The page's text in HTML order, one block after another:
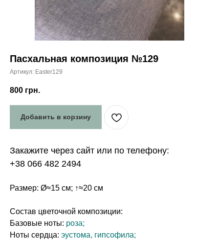
Пасхальная композиция №129
Артикул: Easter129
800 грн.
Добавить в корзину
Закажите через сайт или по телефону:
+38 066 482 2494
Размер: Ø≈15 см; ↑≈20 см
Состав цветочной композиции:
Базовые ноты: роза;
Ноты сердца: эустома, гипсофила;